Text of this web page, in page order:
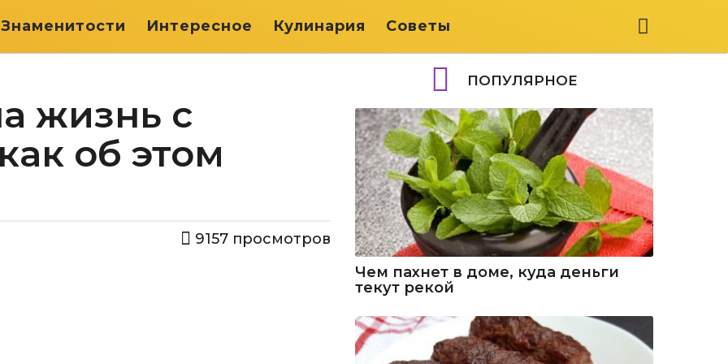
Знаменитости Интересное Кулинария Советы
жизнь с
об этом
9157 просмотров
ПОПУЛЯРНОЕ
Чем пахнет в доме, куда деньги
текут рекой